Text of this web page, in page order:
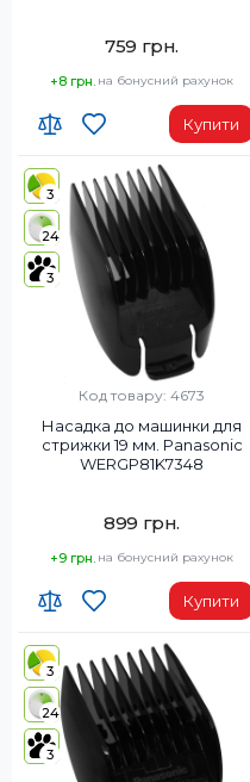
759 грн.
+8 грн. на бонусний рахунок
Купити
3
24
3
Код товару: 4673
Насадка до машинки для
стрижки 19 мм. Panasonic
WERGP81K7348
899 грн.
+9 грн. на бонусний рахунок
Купити
3
24
3